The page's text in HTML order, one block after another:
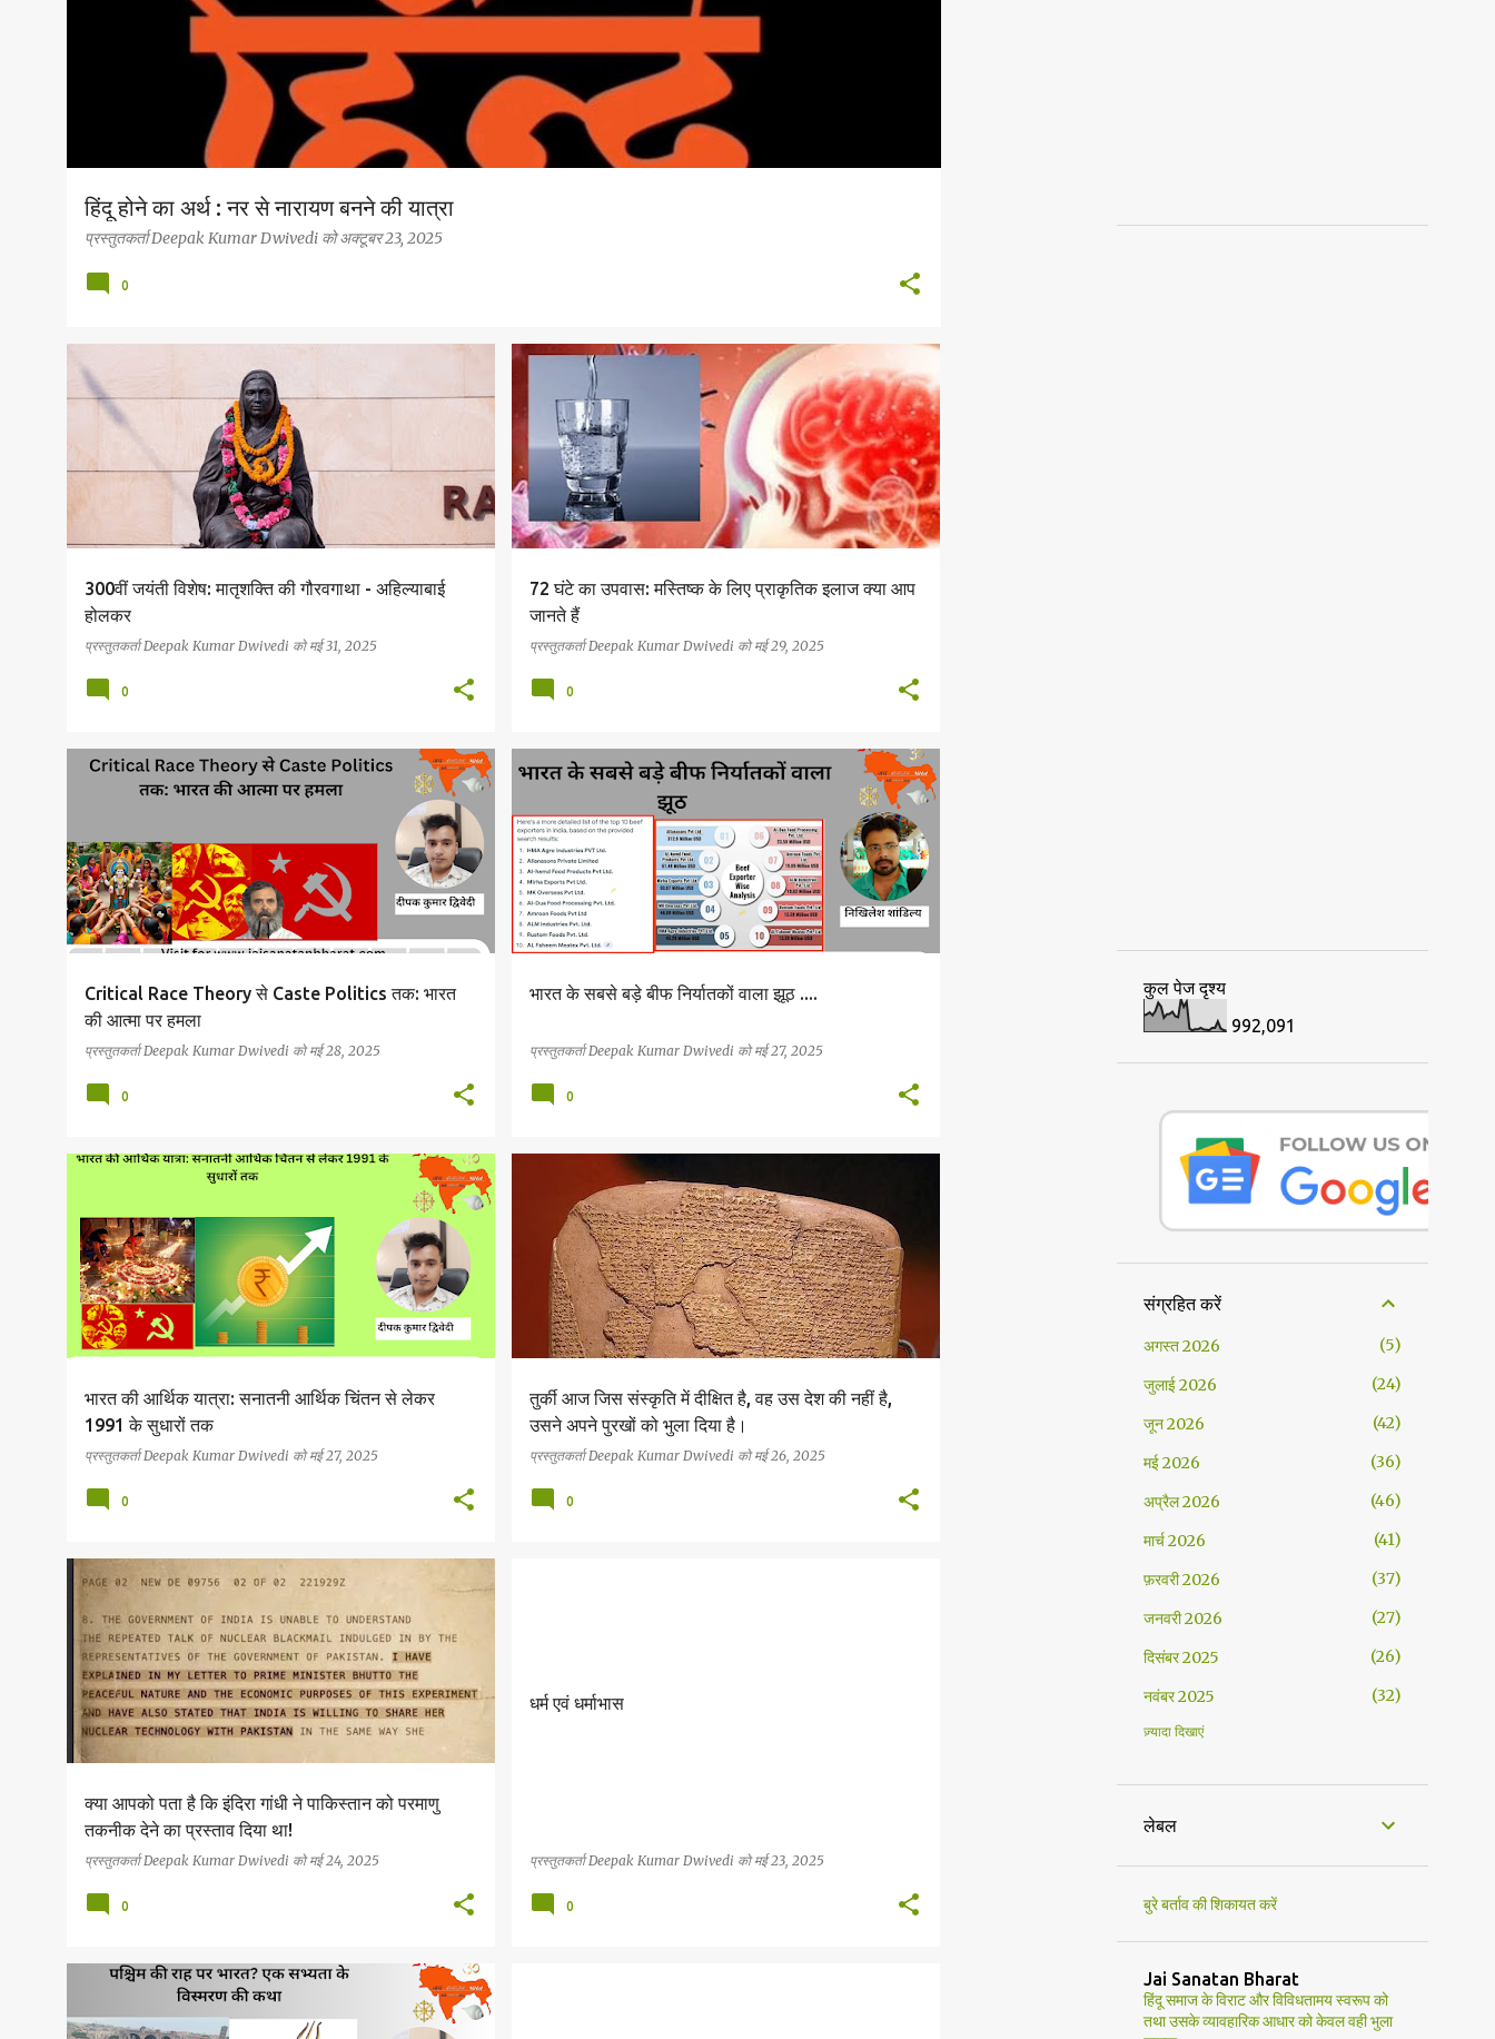
हिंदू होने का अर्थ : नर से नारायण बनने की यात्रा
प्रस्तुतकर्ताDeepak Kumar Dwivedi कोअक्टूबर 23, 2025
0
300वीं जयंती विशेष: मातृशक्ति की गौरवगाथा - अहिल्याबाई
होलकर
प्रस्तुतकर्ताDeepak Kumar Dwivedi कोमई 31, 2025
इतिहास बोध
0
72 घंटे का उपवास: मस्तिष्क के लिए प्राकृतिक इलाज क्या आप
जानते हैं
प्रस्तुतकर्ताDeepak Kumar Dwivedi कोमई 29, 2025
0
Critical Race Theory से Caste Politics तक: भारत
की आत्मा पर हमला
प्रस्तुतकर्ताDeepak Kumar Dwivedi कोमई 28, 2025
0
भारत के सबसे बड़े बीफ निर्यातकों वाला झूठ ....
प्रस्तुतकर्ताDeepak Kumar Dwivedi कोमई 27, 2025
0
भारत की आर्थिक यात्रा: सनातनी आर्थिक चिंतन से लेकर
1991 के सुधारों तक
प्रस्तुतकर्ताDeepak Kumar Dwivedi कोमई 27, 2025
0
तुर्की आज जिस संस्कृति में दीक्षित है, वह उस देश की नहीं है,
उसने अपने पुरखों को भुला दिया है।
प्रस्तुतकर्ताDeepak Kumar Dwivedi कोमई 26, 2025
0
क्या आपको पता है कि इंदिरा गांधी ने पाकिस्तान को परमाणु
तकनीक देने का प्रस्ताव दिया था!
प्रस्तुतकर्ताDeepak Kumar Dwivedi कोमई 24, 2025
0
धर्म एवं धर्माभास
प्रस्तुतकर्ताDeepak Kumar Dwivedi कोमई 23, 2025
0
कुल पेज दृश्य
992,091
संग्रहित करें
अगस्त 2026
5
जुलाई 2026
24
जून 2026
42
मई 2026
36
अप्रैल 2026
46
मार्च 2026
41
फ़रवरी 2026
37
जनवरी 2026
27
दिसंबर 2025
26
नवंबर 2025
32
अक्टूबर 2025
अगस्त 2025
जून 2025
अप्रैल 2025
मार्च 2025
34
ज़्यादा दिखाएं
लेबल
बुरे बर्ताव की शिकायत करें
Jai Sanatan Bharat
हिंदू समाज के विराट और विविधतामय स्वरूप को
तथा उसके व्यावहारिक आधार को केवल वही भुला